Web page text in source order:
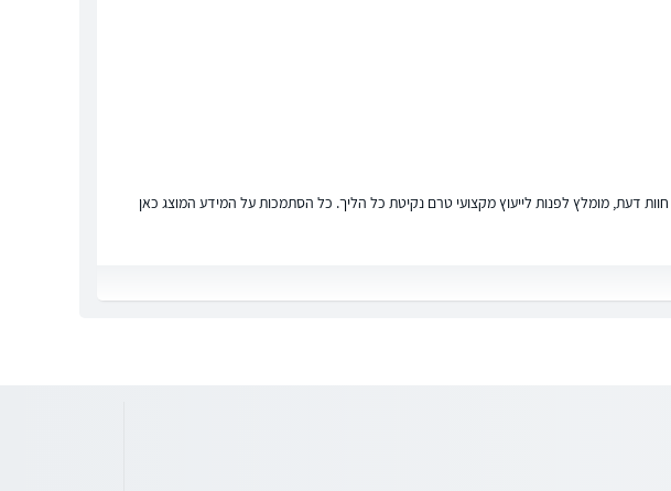
דעת, מומלץ לפנות לייעוץ מקצועי טרם נקיטת כל הליך. כל הסתמכות על המידע המוצג כאן